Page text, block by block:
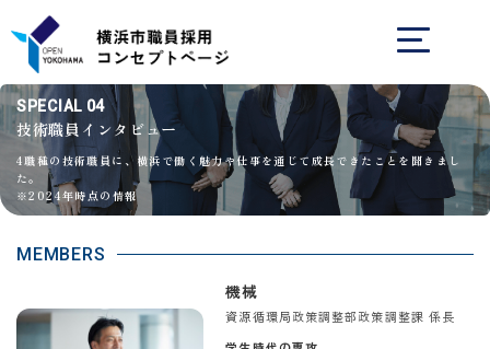
SPECIAL 04
技術職員インタビュー
4職種の技術職員に、横浜で働く魅力や仕事を通じて成長できたことを聞きまし
た。
※2024年時点の情報
MEMBERS
機械
資源循環局政策調整部政策調整課 係長